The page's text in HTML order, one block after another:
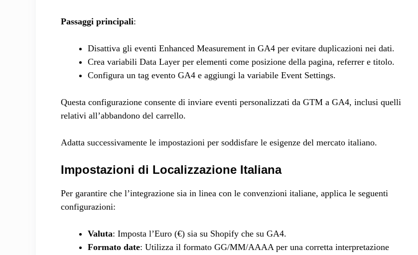
Passaggi principali:
Disattiva gli eventi Enhanced Measurement in GA4 per evitare duplicazioni nei dati.
Crea variabili Data Layer per elementi come posizione della pagina, referrer e titolo.
Configura un tag evento GA4 e aggiungi la variabile Event Settings.
Questa configurazione consente di inviare eventi personalizzati da GTM a GA4, inclusi quelli
relativi all’abbandono del carrello.
Adatta successivamente le impostazioni per soddisfare le esigenze del mercato italiano.
Impostazioni di Localizzazione Italiana
Per garantire che l’integrazione sia in linea con le convenzioni italiane, applica le seguenti
configurazioni:
Valuta: Imposta l’Euro (€) sia su Shopify che su GA4.
Formato date: Utilizza il formato GG/MM/AAAA per una corretta interpretazione